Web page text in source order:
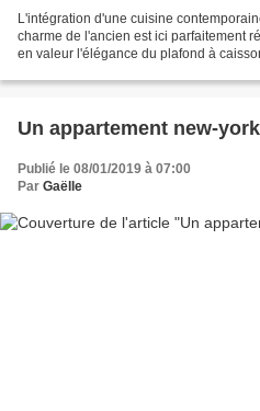
L'intégration d'une cuisine
charme de l'ancien est ici parfaitement
en valeur l'élégance du plafond à
Un appartement new-
Publié le 08/01/2019 à 07:00
Par Gaëlle